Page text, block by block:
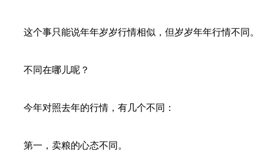
这个事只能说年年岁岁行情相似，但岁岁年年行情不同。
不同在哪儿呢？
今年对照去年的行情，有几个不同：
第一，卖粮的心态不同。